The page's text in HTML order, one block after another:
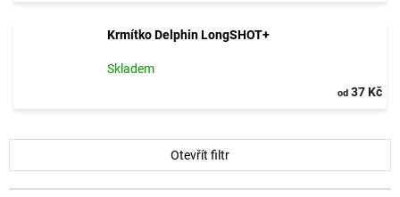
Krmítko Delphin LongSHOT+
Skladem
od 37 Kč
Otevřít filtr
ý
p